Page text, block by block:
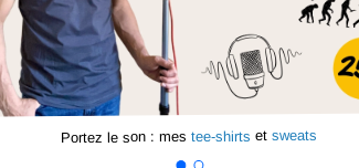
Portez le son : mestee-shirts etsweats